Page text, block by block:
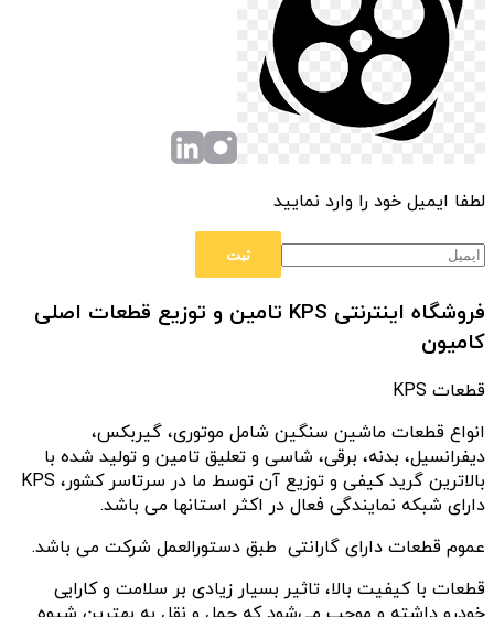
لطفا ایمیل خود را وارد نمایید
فروشگاه اینترنتی KPS تامین و توزیع قطعات اصلی
کامیون
قطعات KPS
انواع قطعات ماشین سنگین شامل موتوری، گیربکس،
دیفرانسیل، بدنه، برقی، شاسی و تعلیق تامین و تولید شده با
بالاترین گرید کیفی و توزیع آن توسط ما در سرتاسر کشور، KPS
دارای شبکه نمایندگی فعال در اکثر استانها می باشد.
عموم قطعات دارای گارانتی طبق دستورالعمل شرکت می باشد.
قطعات با کیفیت بالا، تاثیر بسیار زیادی بر سلامت و کارایی